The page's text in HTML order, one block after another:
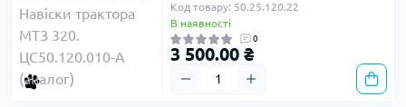
Код товару: 50.25.120.22
В наявності
0
3 500.00 ₴